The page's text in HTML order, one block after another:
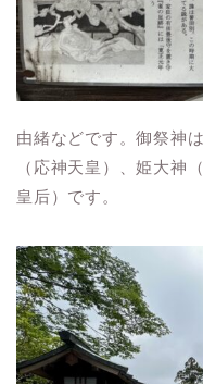
由緒などです。御祭神
（応神天皇）、姫大神
皇后）です。